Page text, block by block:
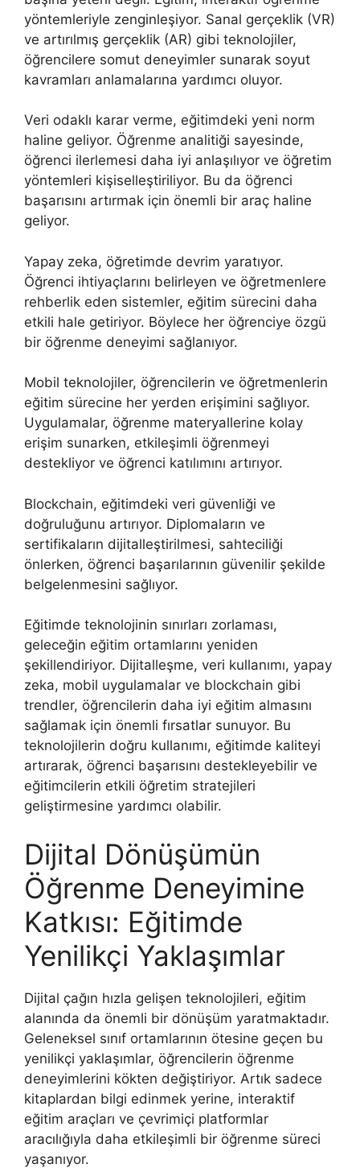
yöntemleriyle zenginleşiyor. Sanal gerçeklik (VR)
ve artırılmış gerçeklik (AR) gibi teknolojiler,
öğrencilere somut deneyimler sunarak soyut
kavramları anlamalarına yardımcı oluyor.
Veri odaklı karar verme, eğitimdeki yeni norm
haline geliyor. Öğrenme analitiği sayesinde,
öğrenci ilerlemesi daha iyi anlaşılıyor ve öğretim
yöntemleri kişiselleştiriliyor. Bu da öğrenci
başarısını artırmak için önemli bir araç haline
geliyor.
Yapay zeka, öğretimde devrim yaratıyor.
Öğrenci ihtiyaçlarını belirleyen ve öğretmenlere
rehberlik eden sistemler, eğitim sürecini daha
etkili hale getiriyor. Böylece her öğrenciye özgü
bir öğrenme deneyimi sağlanıyor.
Mobil teknolojiler, öğrencilerin ve öğretmenlerin
eğitim sürecine her yerden erişimini sağlıyor.
Uygulamalar, öğrenme materyallerine kolay
erişim sunarken, etkileşimli öğrenmeyi
destekliyor ve öğrenci katılımını artırıyor.
Blockchain, eğitimdeki veri güvenliği ve
doğruluğunu artırıyor. Diplomaların ve
sertifikaların dijitalleştirilmesi, sahteciliği
önlerken, öğrenci başarılarının güvenilir şekilde
belgelenmesini sağlıyor.
Eğitimde teknolojinin sınırları zorlaması,
geleceğin eğitim ortamlarını yeniden
şekillendiriyor. Dijitalleşme, veri kullanımı, yapay
zeka, mobil uygulamalar ve blockchain gibi
trendler, öğrencilerin daha iyi eğitim almasını
sağlamak için önemli fırsatlar sunuyor. Bu
teknolojilerin doğru kullanımı, eğitimde kaliteyi
artırarak, öğrenci başarısını destekleyebilir ve
eğitimcilerin etkili öğretim stratejileri
geliştirmesine yardımcı olabilir.
Dijital Dönüşümün
Öğrenme Deneyimine
Katkısı: Eğitimde
Yenilikçi Yaklaşımlar
Dijital çağın hızla gelişen teknolojileri, eğitim
alanında da önemli bir dönüşüm yaratmaktadır.
Geleneksel sınıf ortamlarının ötesine geçen bu
yenilikçi yaklaşımlar, öğrencilerin öğrenme
deneyimlerini kökten değiştiriyor. Artık sadece
kitaplardan bilgi edinmek yerine, interaktif
eğitim araçları ve çevrimiçi platformlar
aracılığıyla daha etkileşimli bir öğrenme süreci
yaşanıyor.